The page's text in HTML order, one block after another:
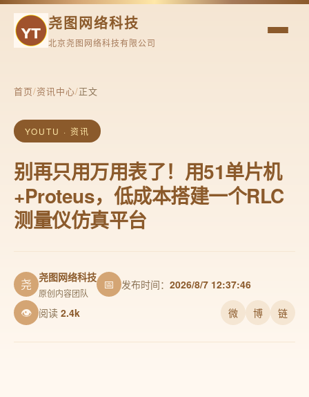
尧图网络科技
北京尧图网络科技有限公司
首页/资讯中心/正文
YOUTU · 资讯
别再只用万用表了！用51单片机
+Proteus，低成本搭建一个RLC
测量仪仿真平台
尧 尧图网络科技
原创内容团队
📅 发布时间： 2026/8/7 12:37:46
👁 阅读 2.4k 微 博 链